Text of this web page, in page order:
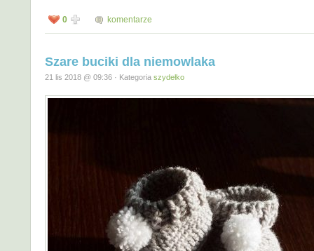
0 komentarze
Szare buciki dla niemowlaka
21 lis 2018 @ 09:36 · Kategoria szydełko